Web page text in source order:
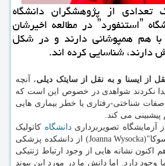
تعدادی از پژوهشگران دانشگاه
کاتولیک ˮلونˮ و دانشگاه ˮاستنفوردˮ در مطالعه اخیرشان
با هم همپوشانی دارند و در شکل
شناسایی کرده اند.
از ایسنا و به نقل از سایتک دیلی، آنچه
نکردند شواهدی در خصوص این است که
شناختی-رفتاری یا خطر بیماری هایی
پیشبینی می کند.
دانشگاه کاتولیک
لون و پروفسور"جوآنا ویسوکا"(Joanna Wysocka) از دانشکده پزشکی
اکنون نشانه هایی از وجود ارتباط ژنتیکی
دارد. اما دانش ما در مورد این پیوند